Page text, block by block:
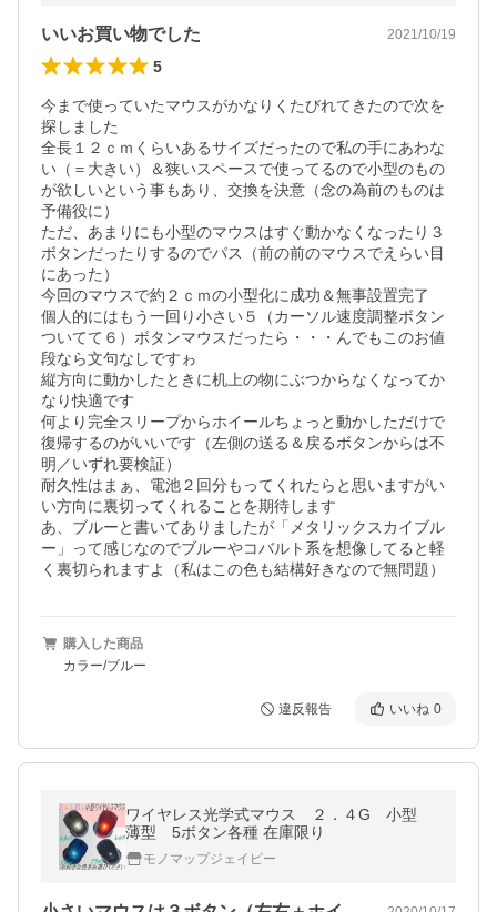
いいお買い物でした 2021/10/19
5
今まで使っていたマウスがかなりくたびれてきたので次を
探しました
全長１２ｃｍくらいあるサイズだったので私の手にあわな
い（＝大きい）＆狭いスペースで使ってるので小型のもの
が欲しいという事もあり、交換を決意（念の為前のものは
予備役に）
ただ、あまりにも小型のマウスはすぐ動かなくなったり３
ボタンだったりするのでパス（前の前のマウスでえらい目
にあった）
今回のマウスで約２ｃｍの小型化に成功＆無事設置完了
個人的にはもう一回り小さい５（カーソル速度調整ボタン
ついてて６）ボタンマウスだったら・・・んでもこのお値
段なら文句なしですゎ
縦方向に動かしたときに机上の物にぶつからなくなってか
なり快適です
何より完全スリープからホイールちょっと動かしただけで
復帰するのがいいです（左側の送る＆戻るボタンからは不
明／いずれ要検証）
耐久性はまぁ、電池２回分もってくれたらと思いますがい
い方向に裏切ってくれることを期待します
あ、ブルーと書いてありましたが「メタリックスカイブル
ー」って感じなのでブルーやコバルト系を想像してると軽
く裏切られますよ（私はこの色も結構好きなので無問題）
購入した商品
カラー/ブルー
違反報告 いいね 0
ワイヤレス光学式マウス ２．４G 小型
薄型 5ボタン各種 在庫限り
モノマップジェイピー